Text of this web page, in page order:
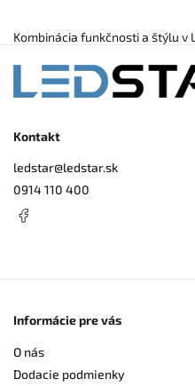
Kombinácia funkčnosti a štýlu v
Kontakt
ledstar@ledstar.sk
0914 110 400
Informácie pre vás
O nás
Dodacie podmienky